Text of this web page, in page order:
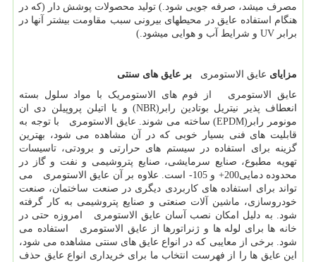
مصرف میشد، صرفه جویی شود.) تولید محصولات پوشش دار (که در
هنگام استفاده عایق در محیطهای بیرونی سبب مقاومت بیشتر آنها در
برابر UV و شرایط آب و هوایی میشود.)
مزایای عایق الاستومری بر عایق های سنتی
عایق الاستومری از فوم های الاستومریک با مواد سلول بسته
انعطاف پذیر نیتریل بوتادین رابر(NBR) و یا اتیلن پروپیلن دی ان
مونومر رابر(EPDM) ساخته می شوند. عایق الاستومری با توجه به
قابلیت های فنی بسیار خوبی که در آن مشاهده می شود، بهترین
گزینه برای استفاده در سیستم های حرارتی و برودتی، تاسیسات
تهویه مطبوع، صنایع سرمایشی، صنایع پتروشیمی و نفت و گاز در
محدوده دمایی200+ و 105- است. علاوه بر آن عایق الاستومری می
تواند برای استفاده های کاربردی دیگری در صنعت ساختمان، صنعت
خودروسازی، ماشین آلات صنعتی و صنایع پتروشیمی به کار گرفته
شود. به دلیل امکان نصب آسان عایق الاستومری امروزه حتی در
خانه ها برای لوله ها و ژنراتورها از عایق الاستومری استفاده می
شود. برخی از معایبی که در انواع عایق های سنتی مشاهده می شود،
این عایق ها را از فهرست انتخاب ما برای خریداری انواع عایق حذف